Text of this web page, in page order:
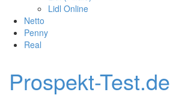
Lidl Online
Netto
Penny
Real
Prospekt-Test.de